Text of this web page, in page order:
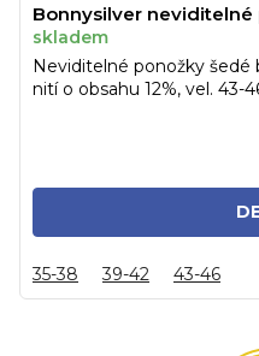
Bonnysilver neviditelné
skladem
Neviditelné ponožky šedé
nití o obsahu 12%, vel. 43-
35-38 39-42 43-46